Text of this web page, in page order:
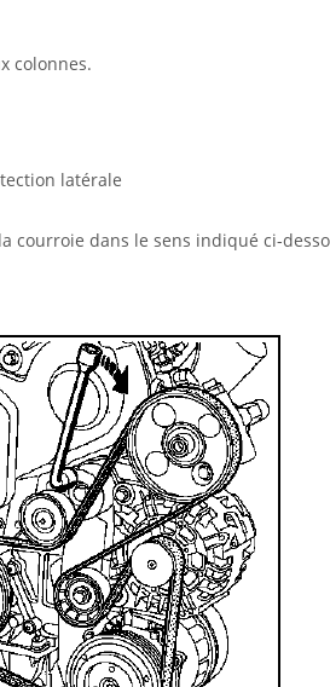
colonnes.
latérale
courroie dans le sens indiqué ci-